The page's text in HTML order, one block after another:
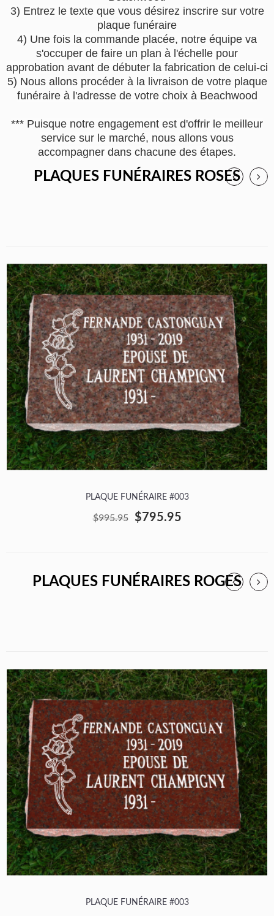
3) Entrez le texte que vous désirez inscrire sur votre
plaque funéraire
4) Une fois la commande placée, notre équipe va
s'occuper de faire un plan à l'échelle pour
approbation avant de débuter la fabrication de celui-ci
5) Nous allons procéder à la livraison de votre plaque
funéraire à l'adresse de votre choix à Beachwood
*** Puisque notre engagement est d'offrir le meilleur
service sur le marché, nous allons vous
accompagner dans chacune des étapes.
PLAQUES FUNÉRAIRES ROSES
PLAQUE FUNÉRAIRE #003
$995.95 $795.95
PLAQUES FUNÉRAIRES ROGES
PLAQUE FUNÉRAIRE #003